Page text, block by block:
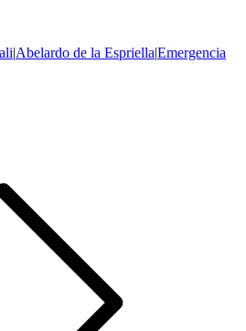
|Abelardo de la Espriella|Emergencia